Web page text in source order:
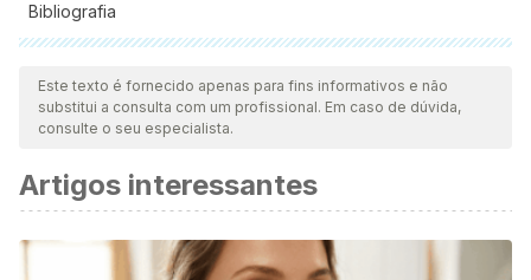
Bibliografia
Todas as fontes citadas foram minuciosamente revisadas por
nossa equipe para garantir sua qualidade, confiabilidade,
atualidade e validade. A bibliografia deste artigo foi
cientificamente.
Liu, Z., Lin, X., Huang, G., Zhang, W., Rao, P., & Ni, L. (2014).
Prebiotic effects of almonds and almond skins on intestinal
Este texto é fornecido apenas para fins informativos e não
substitui a consulta com um profissional. Em caso de dúvida,
consulte o seu especialista.
Artigos interessantes